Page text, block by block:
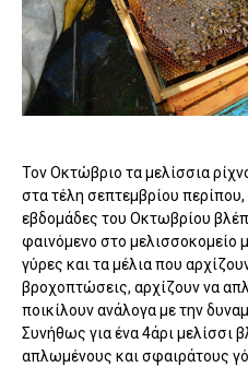
Τον Οκτώβριο τα μελίσσια
στα τέλη σεπτεμβρίου
εβδομάδες του Οκτωβρίου
φαινόμενο στο μελισσοκομείο
γύρες και τα μέλια που
βροχοπτώσεις, αρχίζουν να
ποικίλουν ανάλογα με την
Συνήθως για ένα 4άρι μελίσσι
απλωμένους και σφαιράτους